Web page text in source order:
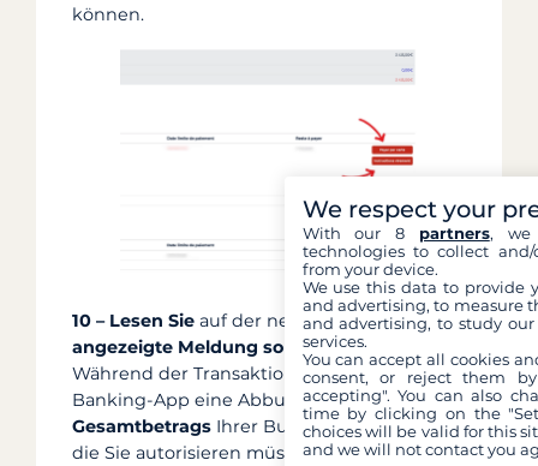
können.
10 – Lesen Sie auf der neuen Seitedie
angezeigte Meldung sorgfältig durch
Während der Transaktion wird in Ihrer
Banking-App eine Abbuchung des
Gesamtbetrags Ihrer Buchung angezeigt,
die Sie autorisieren müssen. Machen Sie sich
We respect your
With our 8 partners, we
technologies to collect
from your device.
We use this data to provide
and advertising, to measure
and advertising, to study
services.
You can accept all cookies
consent, or reject them
accepting". You can also
time by clicking on the
choices will be valid for this
and we will not contact you